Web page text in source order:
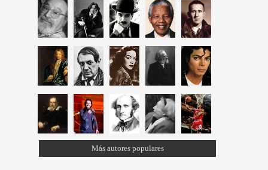
Más autores populares